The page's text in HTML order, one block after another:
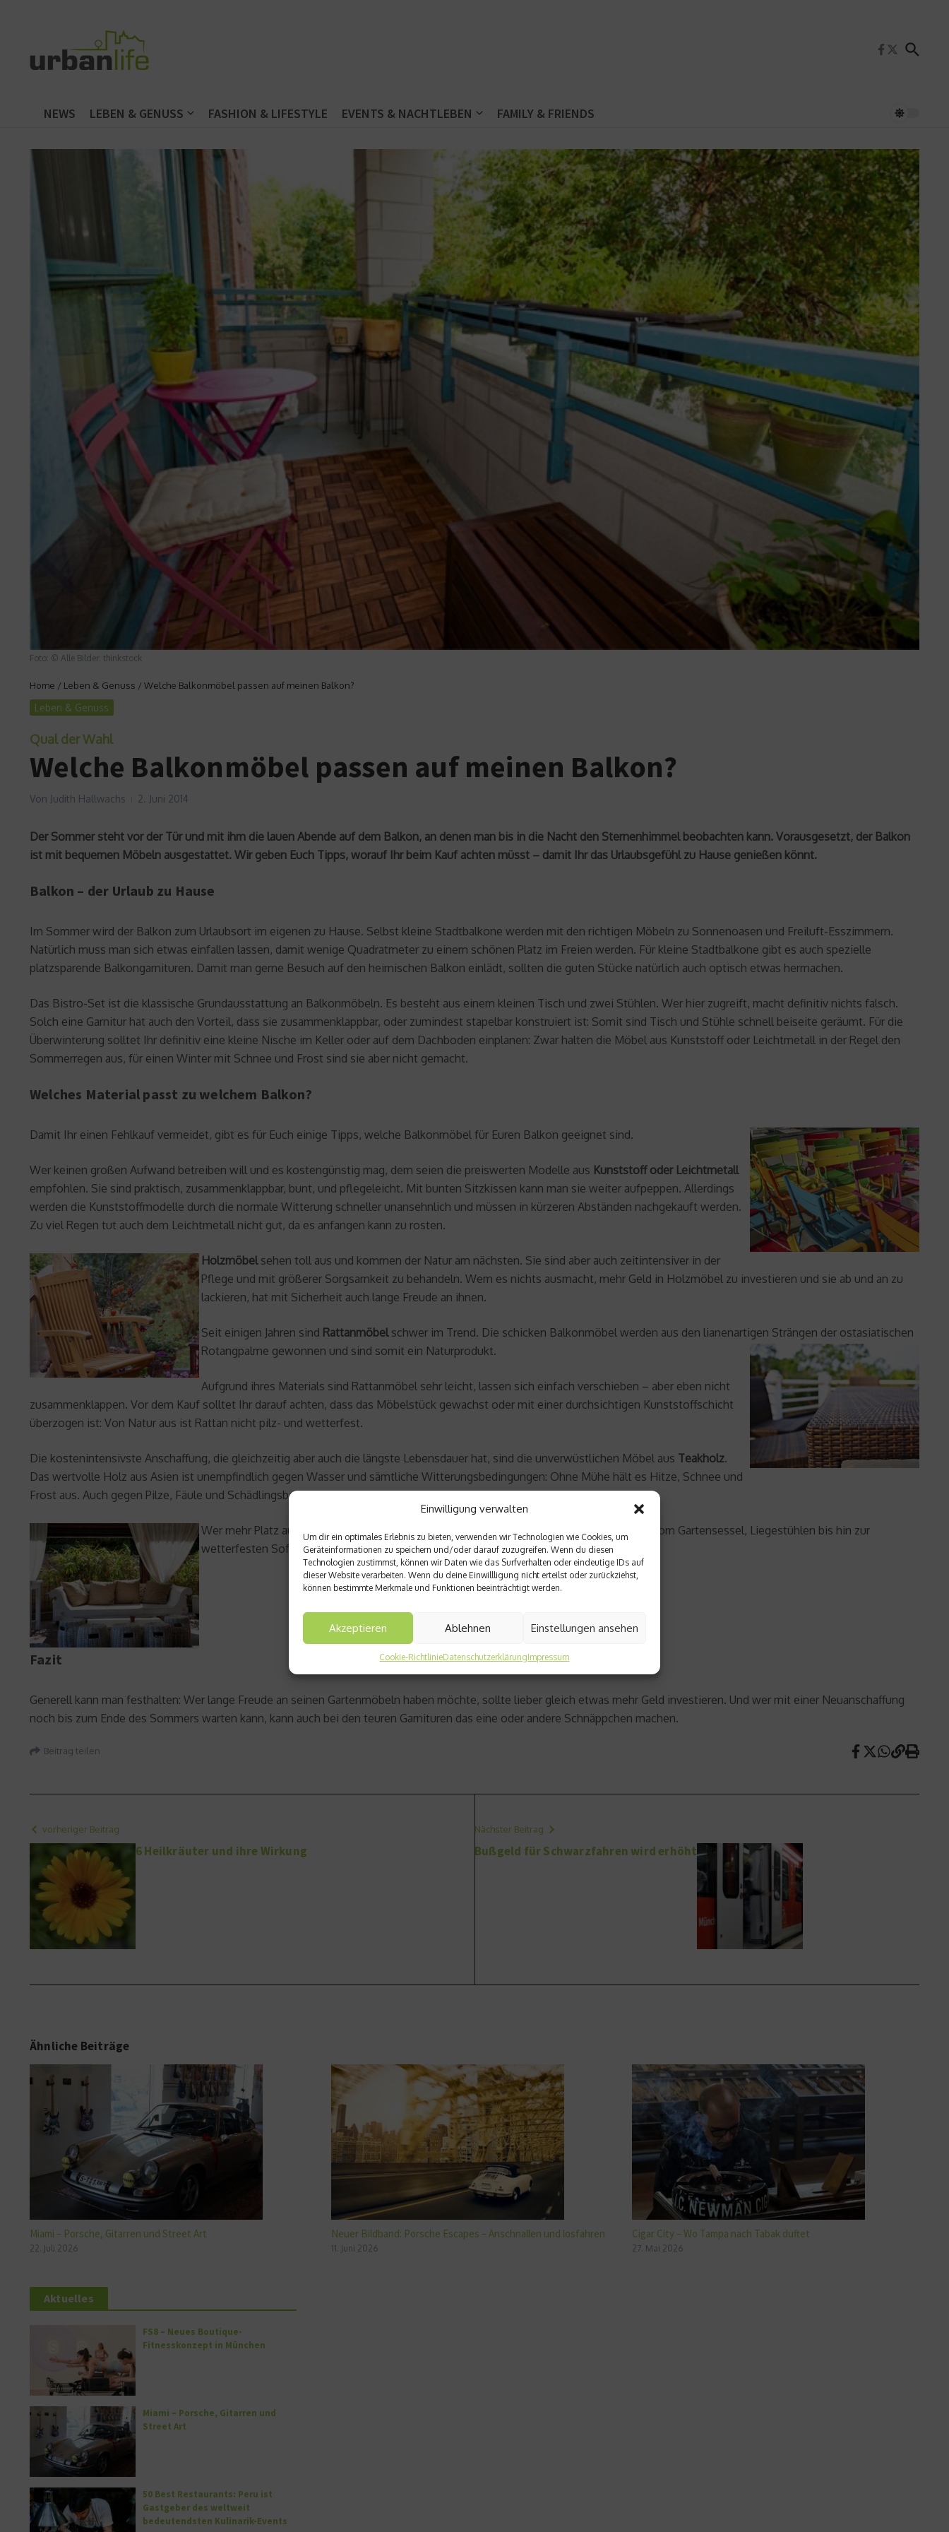
Einwilligung verwalten
Um dir ein optimales Erlebnis zu bieten, verwenden wir Technologien wie Cookies, um
Geräteinformationen zu speichern und/oder darauf zuzugreifen. Wenn du diesen
Technologien zustimmst, können wir Daten wie das Surfverhalten oder eindeutige IDs auf
dieser Website verarbeiten. Wenn du deine Einwillligung nicht erteilst oder zurückziehst,
können bestimmte Merkmale und Funktionen beeinträchtigt werden.
Akzeptieren Ablehnen Einstellungen ansehen
Cookie-RichtlinieDatenschutzerklärungImpressum
NEWS LEBEN & GENUSS FASHION & LIFESTYLE EVENTS & NACHTLEBEN FAMILY & FRIENDS
Foto: © Alle Bilder: thinkstock
Home / Leben & Genuss / Welche Balkonmöbel passen auf meinen Balkon?
Leben & Genuss
Qual der Wahl
Welche Balkonmöbel passen auf meinen Balkon?
Von Judith Hallwachs 2. Juni 2014
Der Sommer steht vor der Tür und mit ihm die lauen Abende auf dem Balkon, an denen man bis in die Nacht den Sternenhimmel beobachten kann. Vorausgesetzt, der Balkon
ist mit bequemen Möbeln ausgestattet. Wir geben Euch Tipps, worauf Ihr beim Kauf achten müsst – damit Ihr das Urlaubsgefühl zu Hause genießen könnt.
Balkon – der Urlaub zu Hause
Im Sommer wird der Balkon zum Urlaubsort im eigenen zu Hause. Selbst kleine Stadtbalkone werden mit den richtigen Möbeln zu Sonnenoasen und Freiluft-Esszimmern.
Natürlich muss man sich etwas einfallen lassen, damit wenige Quadratmeter zu einem schönen Platz im Freien werden. Für kleine Stadtbalkone gibt es auch spezielle
platzsparende Balkongarnituren. Damit man gerne Besuch auf den heimischen Balkon einlädt, sollten die guten Stücke natürlich auch optisch etwas hermachen.
Das Bistro-Set ist die klassische Grundausstattung an Balkonmöbeln. Es besteht aus einem kleinen Tisch und zwei Stühlen. Wer hier zugreift, macht definitiv nichts falsch.
Solch eine Garnitur hat auch den Vorteil, dass sie zusammenklappbar, oder zumindest stapelbar konstruiert ist: Somit sind Tisch und Stühle schnell beiseite geräumt. Für die
Überwinterung solltet Ihr definitiv eine kleine Nische im Keller oder auf dem Dachboden einplanen: Zwar halten die Möbel aus Kunststoff oder Leichtmetall in der Regel den
Sommerregen aus, für einen Winter mit Schnee und Frost sind sie aber nicht gemacht.
Welches Material passt zu welchem Balkon?
Damit Ihr einen Fehlkauf vermeidet, gibt es für Euch einige Tipps, welche Balkonmöbel für Euren Balkon geeignet sind.
Wer keinen großen Aufwand betreiben will und es kostengünstig mag, dem seien die preiswerten Modelle aus Kunststoff oder Leichtmetall
empfohlen. Sie sind praktisch, zusammenklappbar, bunt, und pflegeleicht. Mit bunten Sitzkissen kann man sie weiter aufpeppen. Allerdings
werden die Kunststoffmodelle durch die normale Witterung schneller unansehnlich und müssen in kürzeren Abständen nachgekauft werden.
Zu viel Regen tut auch dem Leichtmetall nicht gut, da es anfangen kann zu rosten.
Holzmöbelsehen toll aus und kommen der Natur am nächsten. Sie sind aber auch zeitintensiver in der
Pflege und mit größerer Sorgsamkeit zu behandeln. Wem es nichts ausmacht, mehr Geld in Holzmöbel zu investieren und sie ab und an zu
lackieren, hat mit Sicherheit auch lange Freude an ihnen.
Seit einigen Jahren sind Rattanmöbelschwer im Trend. Die schicken Balkonmöbel werden aus den lianenartigen Strängen der ostasiatischen
Rotangpalme gewonnen und sind somit ein Naturprodukt.
Aufgrund ihres Materials sind Rattanmöbel sehr leicht, lassen sich einfach verschieben – aber eben nicht
zusammenklappen. Vor dem Kauf solltet Ihr darauf achten, dass das Möbelstück gewachst oder mit einer durchsichtigen Kunststoffschicht
überzogen ist: Von Natur aus ist Rattan nicht pilz- und wetterfest.
Die kostenintensivste Anschaffung, die gleichzeitig aber auch die längste Lebensdauer hat, sind die unverwüstlichen Möbel aus Teakholz.
Das wertvolle Holz aus Asien ist unempfindlich gegen Wasser und sämtliche Witterungsbedingungen: Ohne Mühe hält es Hitze, Schnee und
Frost aus. Auch gegen Pilze, Fäule und Schädlingsbefall ist es resistent.
Wer mehr Platz auf dem Balkon hat, dem sind in der Ausstattung keine Grenzen gesetzt: Vom Gartensessel, Liegestühlen bis hin zur
wetterfesten Sofagarnitur ist alles zu haben.
Fazit
Generell kann man festhalten: Wer lange Freude an seinen Gartenmöbeln haben möchte, sollte lieber gleich etwas mehr Geld investieren. Und wer mit einer Neuanschaffung
noch bis zum Ende des Sommers warten kann, kann auch bei den teuren Garnituren das eine oder andere Schnäppchen machen.
Beitrag teilen
vorheriger Beitrag
6 Heilkräuter und ihre Wirkung
Nächster Beitrag
Bußgeld für Schwarzfahren wird erhöht
Ähnliche Beiträge
Miami – Porsche, Gitarren und Street Art
22. Juli 2026
Neuer Bildband: Porsche Escapes – Anschnallen und losfahren
11. Juni 2026
Cigar City – Wo Tampa nach Tabak duftet
27. Mai 2026
Aktuelles
FS8 – Neues Boutique-
Fitnesskonzept in München
Miami – Porsche, Gitarren und
Street Art
50 Best Restaurants: Peru ist
Gastgeber des weltweit
bedeutendsten Kulinarik-Events